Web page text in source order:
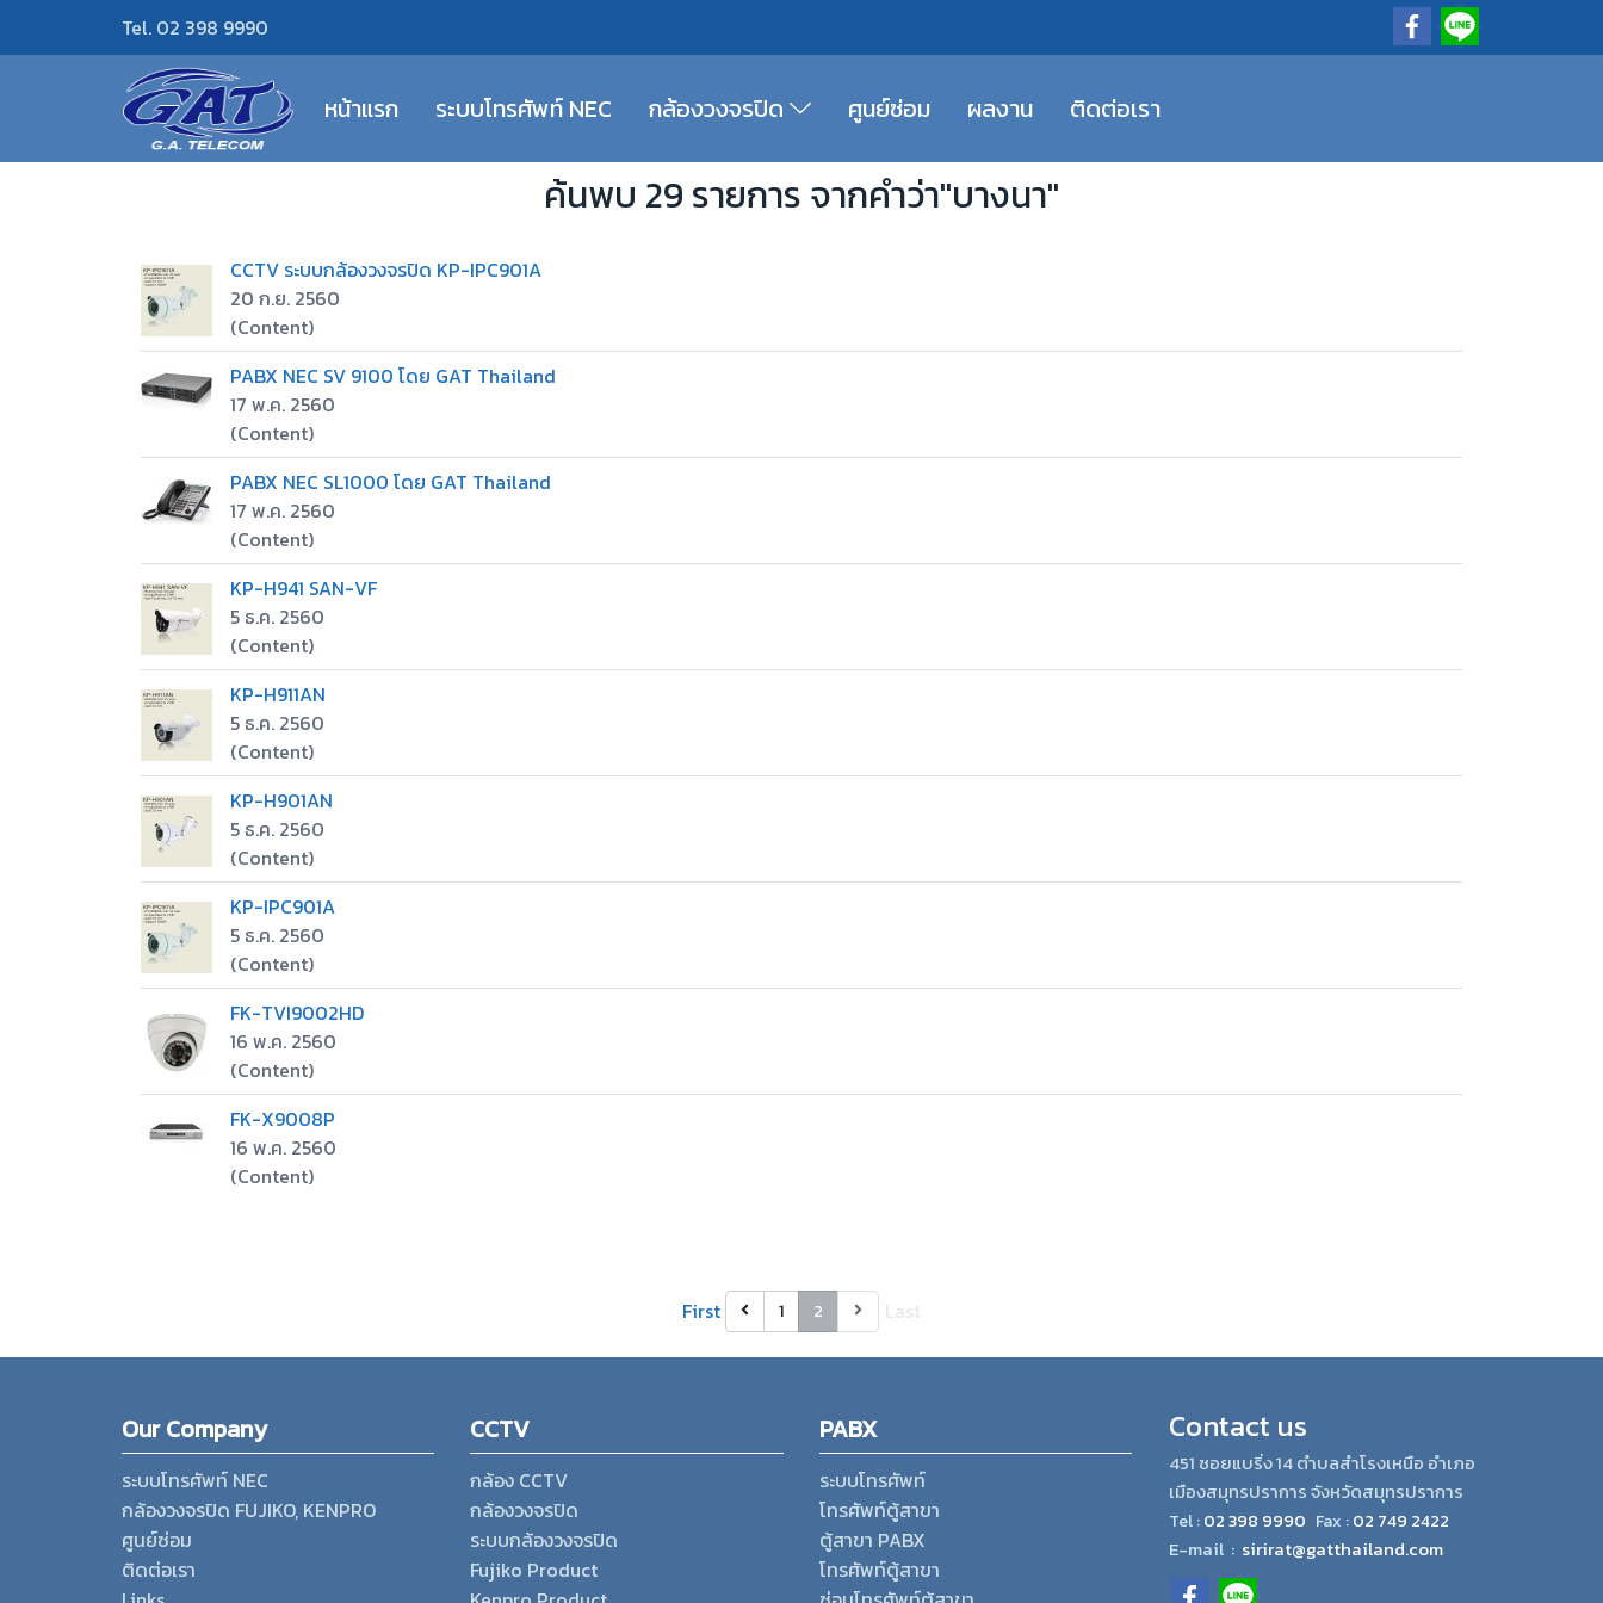
Tel. 02 398 9990
หน้าแรก ระบบโทรศัพท์ NEC กล้องวงจรปิด ศูนย์ซ่อม ผลงาน ติดต่อเรา
ค้นพบ 29 รายการ จากคำว่า"บางนา"
CCTV ระบบกล้องวงจรปิด KP-IPC901A
20 ก.ย. 2560
(Content)
PABX NEC SV 9100 โดย GAT Thailand
17 พ.ค. 2560
(Content)
PABX NEC SL1000 โดย GAT Thailand
17 พ.ค. 2560
(Content)
KP-H941 SAN-VF
5 ธ.ค. 2560
(Content)
KP-H911AN
5 ธ.ค. 2560
(Content)
KP-H901AN
5 ธ.ค. 2560
(Content)
KP-IPC901A
5 ธ.ค. 2560
(Content)
FK-TVI9002HD
16 พ.ค. 2560
(Content)
FK-X9008P
16 พ.ค. 2560
(Content)
First 1 2
Our Company
ระบบโทรศัพท์ NEC
กล้องวงจรปิด FUJIKO, KENPRO
ศูนย์ซ่อม
ติดต่อเรา
CCTV
กล้อง CCTV
กล้องวงจรปิด
ระบบกล้องวงจรปิด
Fujiko Product
PABX
ระบบโทรศัพท์
โทรศัพท์ตู้สาขา
ตู้สาขา PABX
โทรศัพท์ตู้สาขา
Contact us
451 ซอยแบริ่ง 14 ตำบลสำโรงเหนือ อำเภอ
เมืองสมุทรปราการ จังหวัดสมุทรปราการ
Tel : 02 398 9990,| Fax :02 749 2422
E-mail : sirirat@gatthailand.com